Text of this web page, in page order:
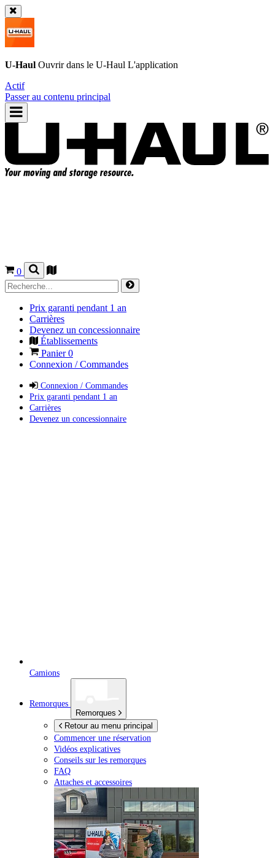
U-Haul Ouvrir dans le U-Haul L'application
Actif
Passer au contenu principal
0
Prix garanti pendant 1 an
Carrières
Devenez un concessionnaire
Établissements
Panier0
Connexion / Commandes
Connexion / Commandes
Prix garanti pendant 1 an
Carrières
Devenez un concessionnaire
Camions
Remorques
Remorques
Retour au menu principal
Commencer une réservation
Vidéos explicatives
Conseils sur les remorques
FAQ
Attaches et accessoires